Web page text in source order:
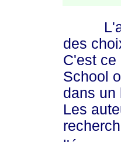
des
C'est ce
School
dans un
Les